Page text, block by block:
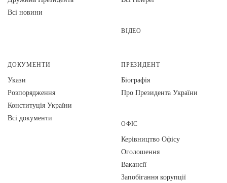
Всі новини
ВІДЕО
ДОКУМЕНТИ
Укази
Розпорядження
Конституція України
Всі документи
ПРЕЗИДЕНТ
Біографія
Про Президента України
ОФІС
Керівництво Офісу
Оголошення
Вакансії
Запобігання корупції